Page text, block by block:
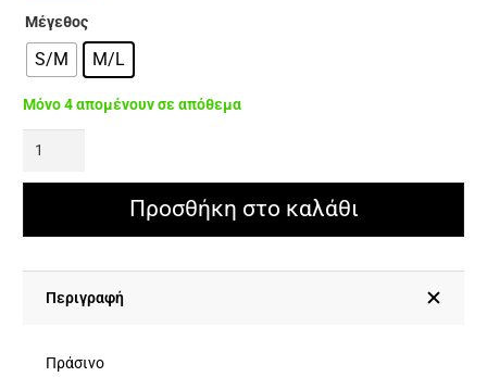
Μέγεθος
S/M M/L
Μόνο 4 απομένουν σε απόθεμα
FEATHER
Τοπ
-Πράσινο
Προσθήκη στο καλάθι
Περιγραφή
Πράσινο